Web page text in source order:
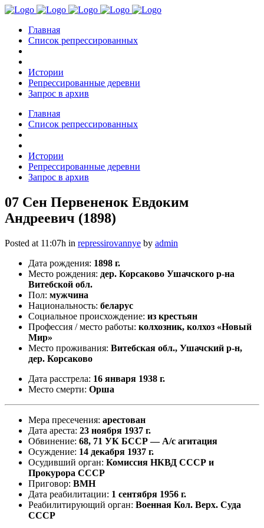
Главная
Список репрессированных
Истории
Репрессированные деревни
Запрос в архив
Главная
Список репрессированных
Истории
Репрессированные деревни
Запрос в архив
07 Сен Первененок Евдоким
Андреевич (1898)
Posted at 11:07h in repressirovannye by admin
Дата рождения: 1898 г.
Место рождения: дер. Корсаково Ушачского р-на
Витебской обл.
Пол: мужчина
Национальность: беларус
Социальное происхождение: из крестьян
Профессия / место работы: колхозник, колхоз «Новый
Мир»
Место проживания: Витебская обл., Ушачский р-н,
дер. Корсаково
Дата расстрела: 16 января 1938 г.
Место смерти: Орша
Мера пресечения: арестован
Дата ареста: 23 ноября 1937 г.
Обвинение: 68, 71 УК БССР — А/с агитация
Осуждение: 14 декабря 1937 г.
Осудивший орган: Комиссия НКВД СССР и
Прокурора СССР
Приговор: ВМН
Дата реабилитации: 1 сентября 1956 г.
Реабилитирующий орган: Военная Кол. Верх. Суда
СССР